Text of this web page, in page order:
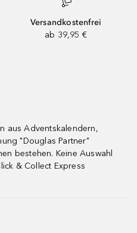
Versandkostenfrei
ab 39,95 €
aus Adventskalendern,
"Douglas Partner"
bestehen. Keine Auswahl
& Collect Express